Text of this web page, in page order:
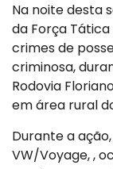
Na noite desta
da Força
crimes de
criminosa,
Rodovia
em área rural
Durante a
VW/Voyage, ,